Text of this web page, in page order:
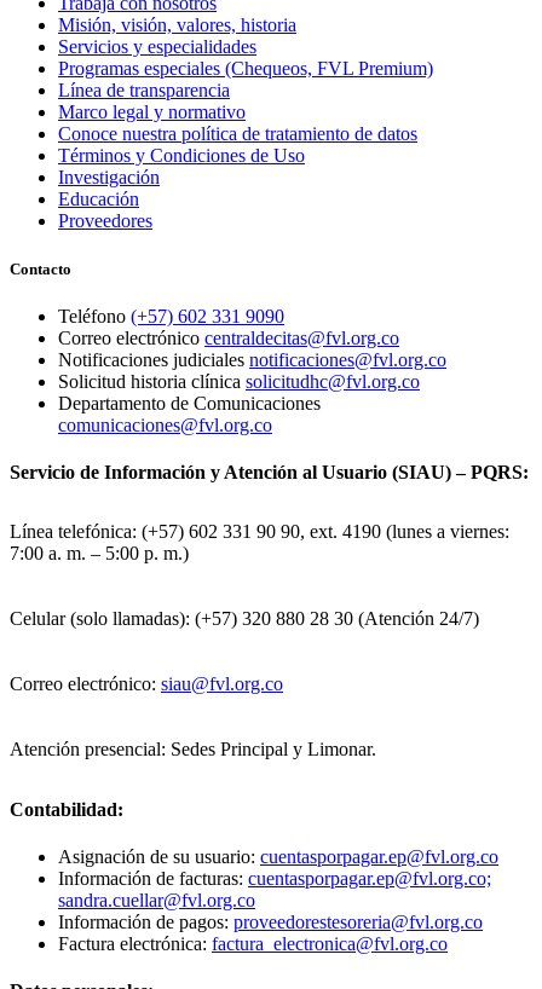
Misión, visión, valores, historia
Servicios y especialidades
Programas especiales (Chequeos, FVL Premium)
Línea de transparencia
Marco legal y normativo
Conoce nuestra política de tratamiento de datos
Términos y Condiciones de Uso
Investigación
Educación
Proveedores
Contacto
Teléfono (+57) 602 331 9090
Correo electrónico centraldecitas@fvl.org.co
Notificaciones judiciales notificaciones@fvl.org.co
Solicitud historia clínica solicitudhc@fvl.org.co
Departamento de Comunicaciones
comunicaciones@fvl.org.co
Servicio de Información y Atención al Usuario (SIAU) – PQRS:
Línea telefónica: (+57) 602 331 90 90, ext. 4190 (lunes a viernes:
7:00 a. m. – 5:00 p. m.)
Celular (solo llamadas): (+57) 320 880 28 30 (Atención 24/7)
Correo electrónico: siau@fvl.org.co
Atención presencial: Sedes Principal y Limonar.
Contabilidad:
Asignación de su usuario: cuentasporpagar.ep@fvl.org.co
Información de facturas: cuentasporpagar.ep@fvl.org.co;
sandra.cuellar@fvl.org.co
Información de pagos: proveedorestesoreria@fvl.org.co
Factura electrónica: factura_electronica@fvl.org.co